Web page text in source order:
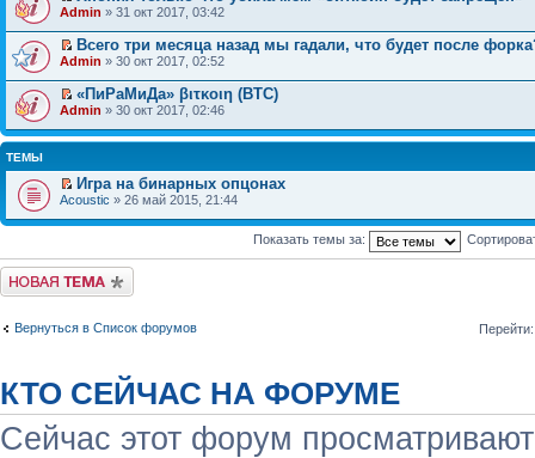
Admin » 31 окт 2017, 03:42
Всего три месяца назад мы гадали, что будет после
Admin » 30 окт 2017, 02:52
«ПиРаМиДа» βιτκοιη (BTC)
Admin » 30 окт 2017, 02:46
ТЕМЫ
Игра на бинарных опцонах
Acoustic » 26 май 2015, 21:44
Показать темы за:
Начать новую тему
Вернуться в Список форумов Перейти:
КТО СЕЙЧАС НА ФОРУМЕ
Сейчас этот форум